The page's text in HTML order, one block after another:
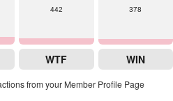
442
WTF
378
WIN
from your Member Profile Page